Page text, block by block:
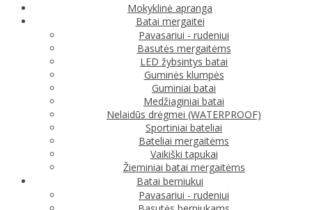
Mokyklinė apranga
Batai mergaitei
Pavasariui - rudeniui
Basutės mergaitėms
LED žybsintys batai
Guminės klumpės
Guminiai batai
Medžiaginiai batai
Nelaidūs drėgmei (WATERPROOF)
Sportiniai bateliai
Bateliai mergaitėms
Vaikiški tapukai
Žieminiai batai mergaitėms
Batai berniukui
Pavasariui - rudeniui